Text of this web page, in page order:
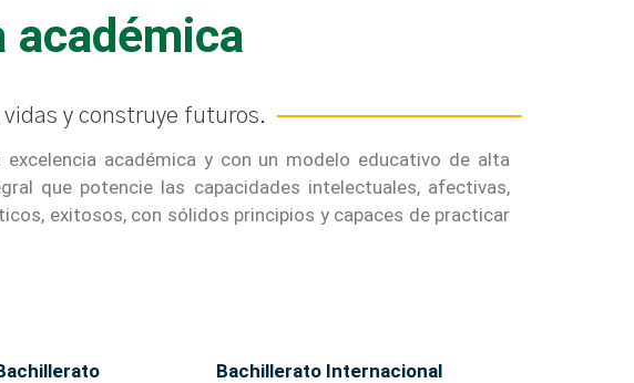
académica
y construye futuros.
académica y con un modelo educativo de alta
que potencie las capacidades intelectuales, afectivas,
exitosos, con sólidos principios y capaces de practicar
Bachillerato Internacional